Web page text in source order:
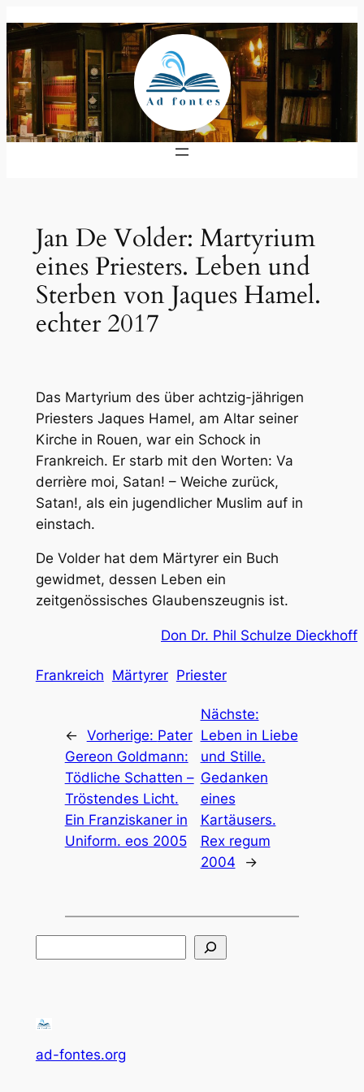
Inhalt
springen
Jan De Volder: Martyrium
eines Priesters. Leben und
Sterben von Jaques Hamel.
echter 2017
Das Martyrium des über achtzig-jährigen
Priesters Jaques Hamel, am Altar seiner
Kirche in Rouen, war ein Schock in
Frankreich. Er starb mit den Worten: Va
derrière moi, Satan! – Weiche zurück,
Satan!, als ein jugendlicher Muslim auf in
einstach.
De Volder hat dem Märtyrer ein Buch
gewidmet, dessen Leben ein
zeitgenössisches Glaubenszeugnis ist.
Don Dr. Phil Schulze Dieckhoff
Frankreich Märtyrer Priester
← Vorherige: Pater
Gereon Goldmann:
Tödliche Schatten –
Tröstendes Licht.
Ein Franziskaner in
Uniform. eos 2005
Nächste:
Leben in Liebe
und Stille.
Gedanken
eines
Kartäusers.
Rex regum
2004
→
ad-fontes.org